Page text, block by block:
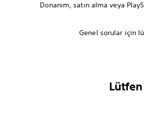
Donanım, satın alma veya
Genel sorular için